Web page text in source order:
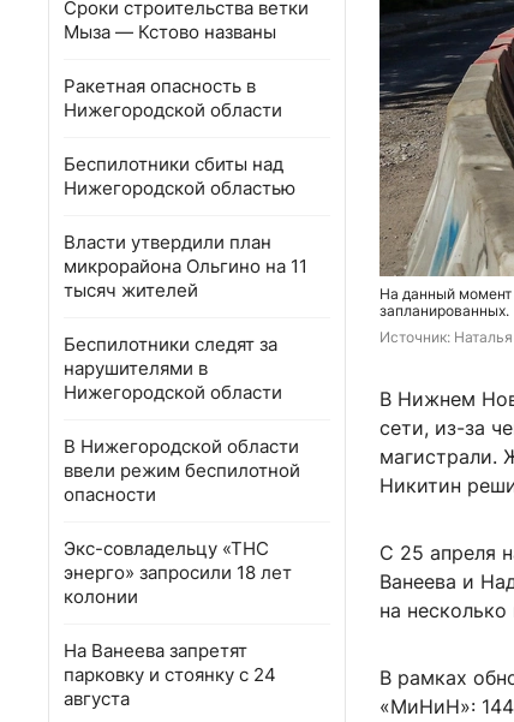
Сроки строительства ветки
Мыза — Кстово названы
Ракетная опасность в
Нижегородской области
Беспилотники сбиты над
Нижегородской областью
Власти утвердили план
микрорайона Ольгино на 11
тысяч жителей
Беспилотники следят за
нарушителями в
Нижегородской области
В Нижегородской области
ввели режим беспилотной
опасности
Экс-совладельцу «ТНС
энерго» запросили 18 лет
колонии
На Ванеева запретят
парковку и стоянку с 24
августа
На данный
запланированных.
Источник:
В Нижнем
сети, из-за
магистрали.
Никитин
С 25 апреля
Ванеева и
на
В рамках
«МиНиН»: